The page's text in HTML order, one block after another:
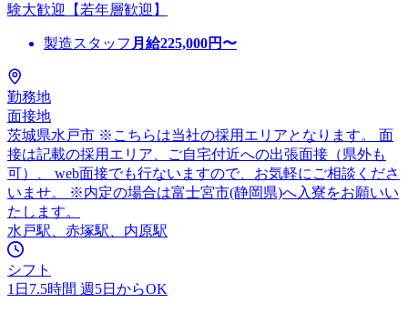
験大歓迎【若年層歓迎】
製造スタッフ 月給225,000円〜
勤務地
面接地
茨城県水戸市 ※こちらは当社の採用エリアとなります。 面
接は記載の採用エリア、ご自宅付近への出張面接（県外も
可）、 web面接でも行ないますので、お気軽にご相談くださ
いませ。 ※内定の場合は富士宮市(静岡県)へ入寮をお願いい
たします。
水戸駅、赤塚駅、内原駅
シフト
1日7.5時間 週5日からOK